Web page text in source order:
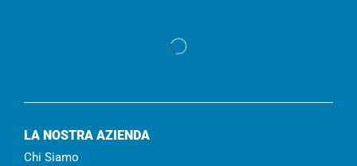
LA NOSTRA AZIENDA
Chi Siamo